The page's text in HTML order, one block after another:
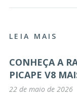
LEIA MAIS
CONHEÇA A
PICAPE V8
22 de maio de 2026